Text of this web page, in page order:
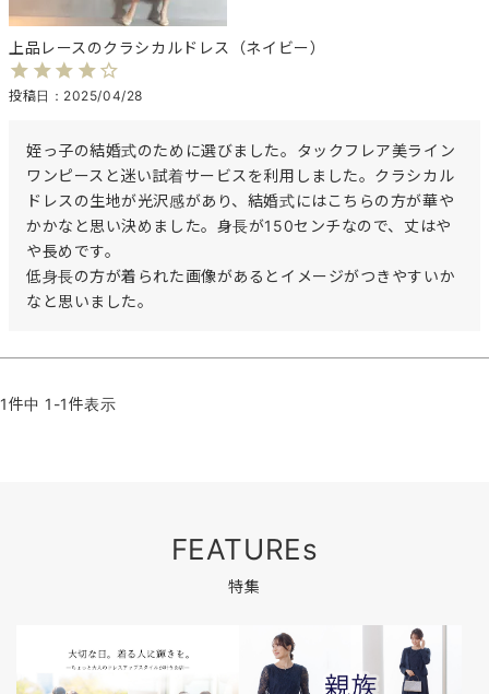
上品レースのクラシカルドレス（ネイビー）
投稿日 2025/04/28
姪っ子の結婚式のために選びました。タックフレア美ライン
ワンピースと迷い試着サービスを利用しました。クラシカル
ドレスの生地が光沢感があり、結婚式にはこちらの方が華や
かかなと思い決めました。身長が150センチなので、丈はや
や長めです。
低身長の方が着られた画像があるとイメージがつきやすいか
なと思いました。
1件中 1 -1件表示
FEATUREs
特集